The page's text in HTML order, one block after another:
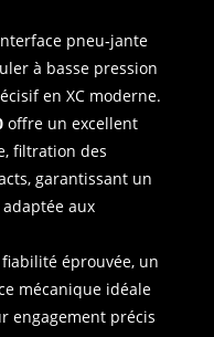
pneu‑jante
à basse pression
en XC moderne.
offre un excellent
filtration des
garantissant un
aux
éprouvée, un
mécanique idéale
engagement précis